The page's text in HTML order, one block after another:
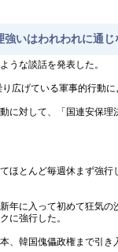
いはわれわれに通じ
うな談話を発表した。
広げている軍事的行動
に対して、「国連安保
ほとんど毎週休まず強
年に入って初めて狂気
に強行した。
、韓国傀儡政権まで引